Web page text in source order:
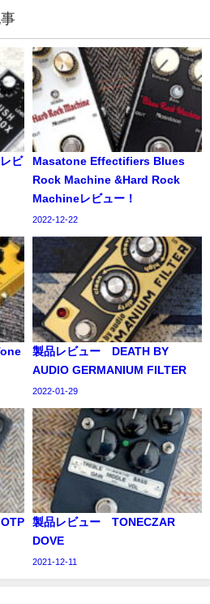
ビ
Masatone Effectifiers Blues
Rock Machine &Hard Rock
Machineレビュー！
2022-12-22
製品レビュー DEATH BY
AUDIO GERMANIUM FILTER
2022-01-29
製品レビュー TONECZAR
DOVE
2021-12-11